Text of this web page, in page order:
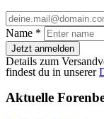
Name *
Jetzt anmelden
Details zum
findest du in unserer
Aktuelle